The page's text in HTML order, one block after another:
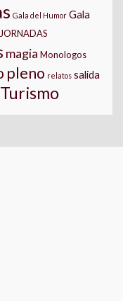
Gala del Humor Gala
JORNADAS
magia Monologos
pleno relatos salida
Turismo